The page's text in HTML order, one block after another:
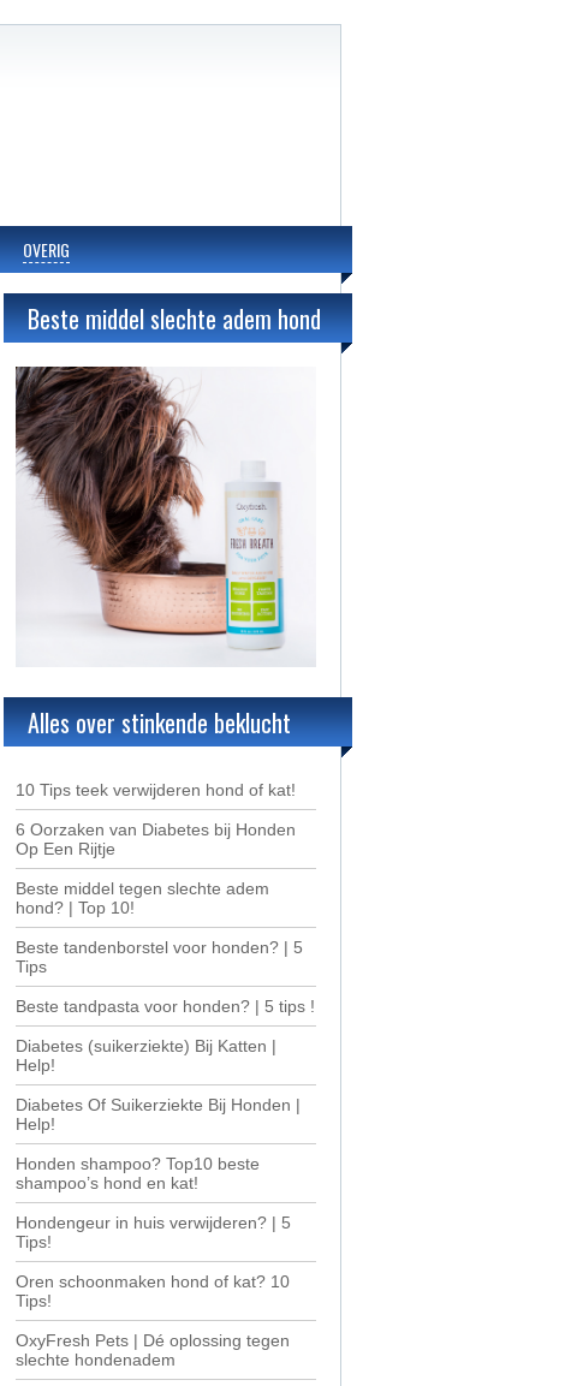
OVERIG
Beste middel slechte adem hond
Alles over stinkende beklucht
10 Tips teek verwijderen hond of kat!
6 Oorzaken van Diabetes bij Honden
Op Een Rijtje
Beste middel tegen slechte adem
hond? | Top 10!
Beste tandenborstel voor honden? | 5
Tips
Beste tandpasta voor honden? | 5 tips !
Diabetes (suikerziekte) Bij Katten |
Help!
Diabetes Of Suikerziekte Bij Honden |
Help!
Honden shampoo? Top10 beste
shampoo’s hond en kat!
Hondengeur in huis verwijderen? | 5
Tips!
Oren schoonmaken hond of kat? 10
Tips!
OxyFresh Pets | Dé oplossing tegen
slechte hondenadem